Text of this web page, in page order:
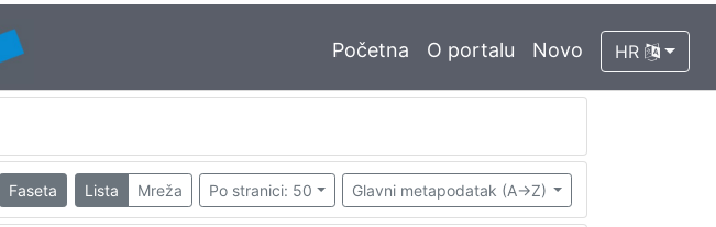
Početna O portalu Novo HR
Faseta Lista Mreža Po stranici: 50 Glavni metapodatak (A->Z)